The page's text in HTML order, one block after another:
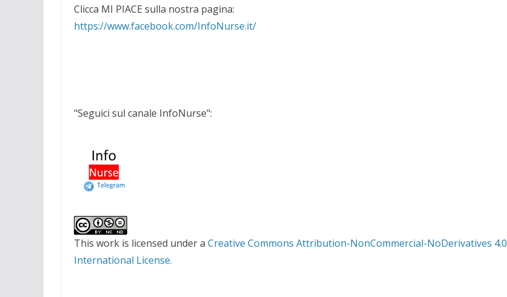
Clicca MI PIACE sulla nostra pagina:
https://www.facebook.com/InfoNurse.it/
"Seguici sul canale InfoNurse":
This work is licensed under a Creative Commons Attribution-NonCommercial-NoDerivatives 4.0
International License.